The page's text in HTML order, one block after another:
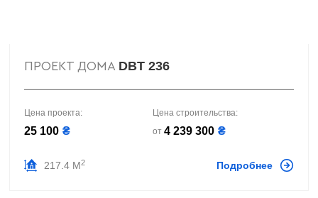
ПРОЕКТ ДОМА DBT 236
Цена проекта:
25 100 ₴
Цена строительства:
от 4 239 300 ₴
217.4 М2 Подробнее